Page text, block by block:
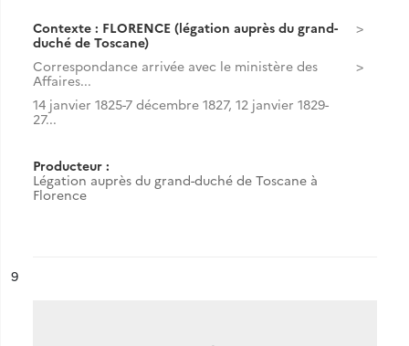
Contexte : FLORENCE (légation auprès du grand-
duché de Toscane)
Correspondance arrivée avec le ministère des
Affaires...
14 janvier 1825-7 décembre 1827, 12 janvier 1829-
27...
Producteur :
Légation auprès du grand-duché de Toscane à
Florence
n°
9